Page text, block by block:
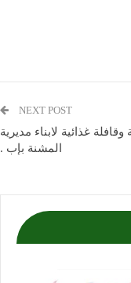
NEXT POST
غذائية لابناء مديرية
المشنة بإب .